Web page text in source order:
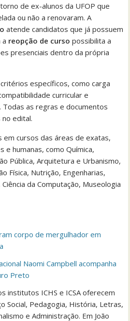
de ex-alunos da UFOP que
ou não a renovaram. A
atende candidatos que já possuem
a reopção de curso possibilita a
presenciais dentro da própria
específicos, como carga
curricular e
Todas as regras e documentos
edital.
em cursos das áreas de exatas,
e humanas, como Química,
Pública, Arquitetura e Urbanismo,
Física, Nutrição, Engenharias,
da Computação, Museologia
corpo de mergulhador em
Naomi Campbell acompanha
Preto
institutos ICHS e ICSA oferecem
Social, Pedagogia, História, Letras,
e Administração. Em João